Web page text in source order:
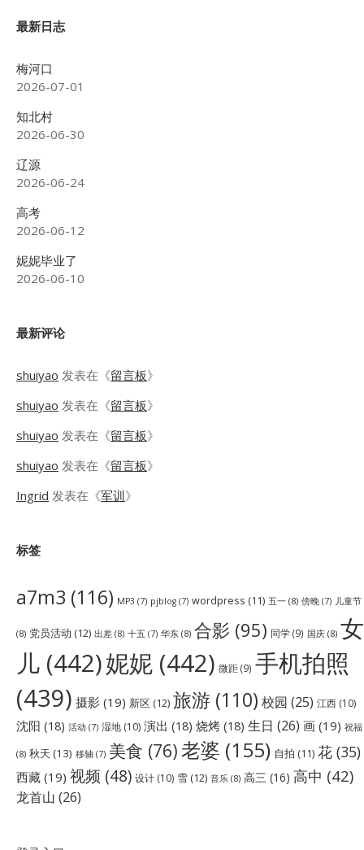
最新日志
梅河口
2026-07-01
知北村
2026-06-30
辽源
2026-06-24
高考
2026-06-12
妮妮毕业了
2026-06-10
最新评论
shuiyao 发表在《留言板》
shuiyao 发表在《留言板》
shuiyao 发表在《留言板》
shuiyao 发表在《留言板》
Ingrid 发表在《军训》
标签
a7m3 (116) MP3 (7) pjblog (7) wordpress (11) 五一 (8) 傍晚 (7) 儿童节
(8) 党员活动 (12) 出差 (8) 十五 (7) 华东 (8) 合影 (95) 同学(9) 国庆 (8) 女
儿 (442)妮妮 (442) 微距(9) 手机拍照
(439) 摄影 (19) 新区 (12) 旅游 (110) 校园 (25) 江西 (10)
沈阳 (18) 活动 (7) 湿地 (10) 演出 (18) 烧烤 (18) 生日 (26) 画 (19) 祝福
(8) 秋天 (13) 移轴 (7) 美食 (76)老婆 (155) 自拍 (11) 花 (35)
西藏 (19) 视频 (48) 设计 (10) 雪 (12) 音乐 (8) 高三 (16) 高中 (42)
龙首山 (26)